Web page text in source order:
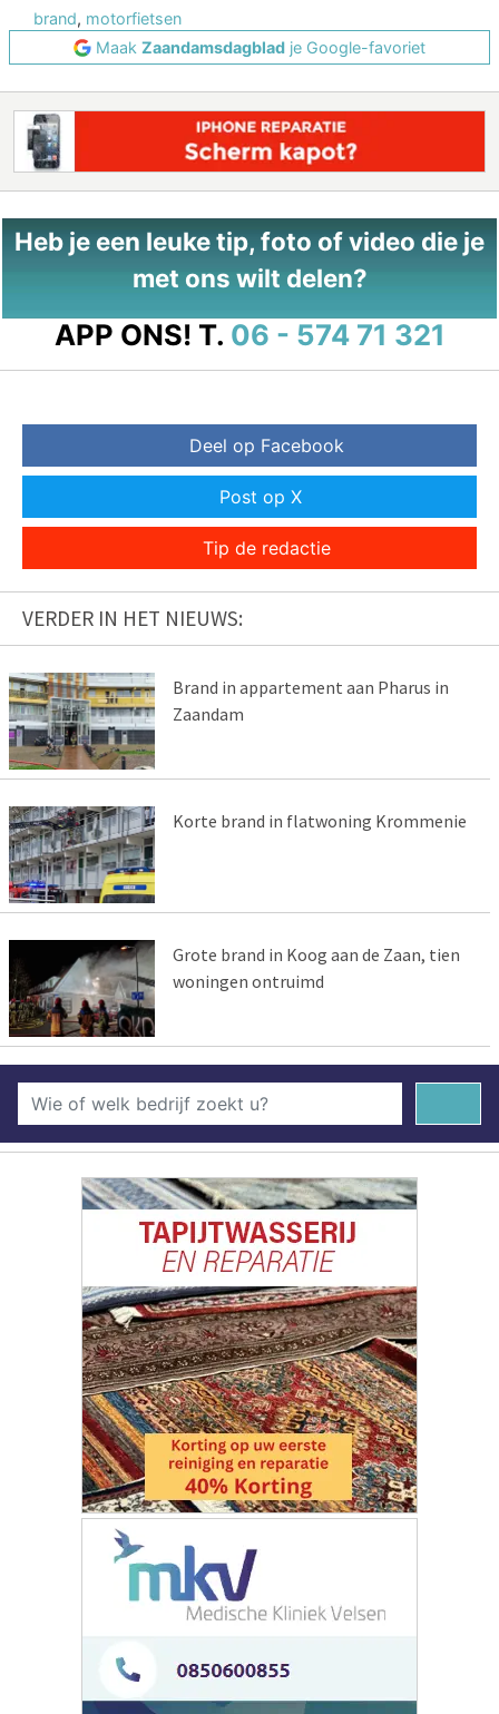
brand, motorfietsen
Maak Zaandamsdagblad je Google-favoriet
Heb je een leuke tip, foto of video die je
met ons wilt delen?
APP ONS! T. 06 - 574 71 321
Deel op Facebook
Post op X
Tip de redactie
VERDER IN HET NIEUWS:
Brand in appartement aan Pharus in
Zaandam
Korte brand in flatwoning Krommenie
Grote brand in Koog aan de Zaan, tien
woningen ontruimd